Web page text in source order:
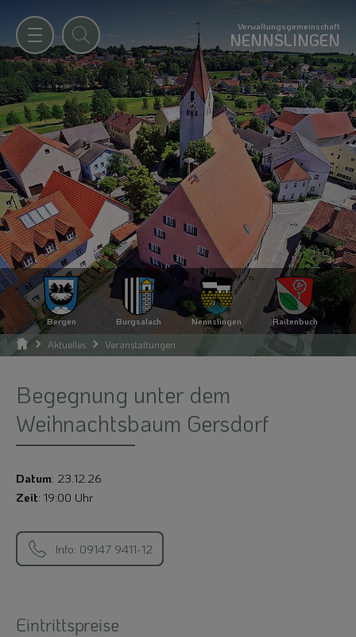
Verwaltungsgemeinschaft
NENNSLINGEN
Bergen Burgsalach Nennslingen Raitenbuch
Aktuelles Veranstaltungen
Begegnung unter dem
Weihnachtsbaum Gersdorf
Datum: 23.12.26
Zeit: 19:00 Uhr
Info: 09147 9411-12
Eintrittspreise